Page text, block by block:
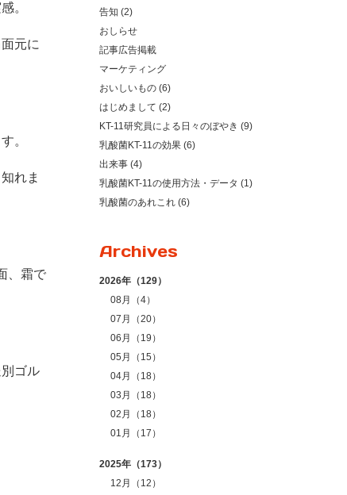
。
元に
。
れま
、霜で
ゴル
告知 (2)
おしらせ
記事広告掲載
マーケティング
おいしいもの (6)
はじめまして (2)
KT-11研究員による日々のぼやき (9)
乳酸菌KT-11の効果 (6)
出来事 (4)
乳酸菌KT-11の使用方法・データ (1)
乳酸菌のあれこれ (6)
Archives
2026年（129）
08月（4）
07月（20）
06月（19）
05月（15）
04月（18）
03月（18）
02月（18）
01月（17）
2025年（173）
12月（12）